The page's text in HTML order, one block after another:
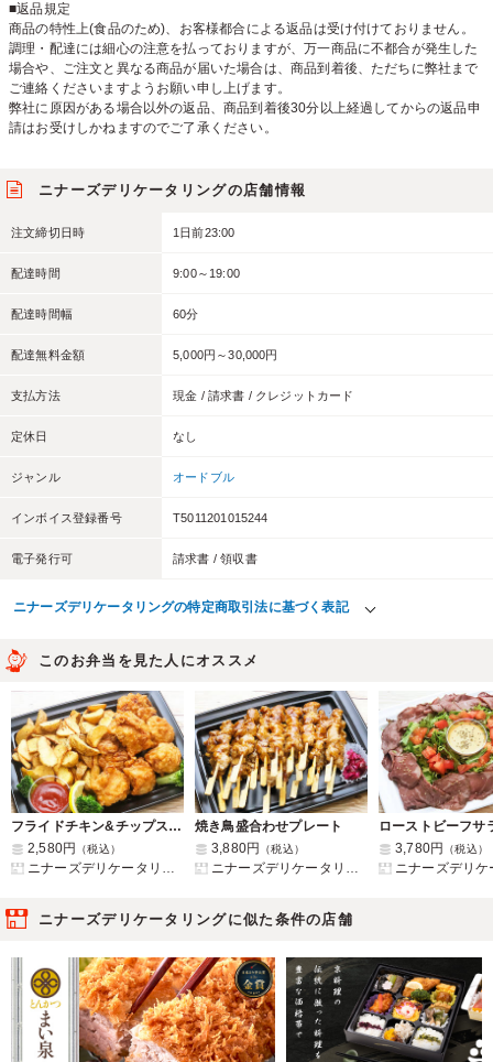
■返品規定
商品の特性上(食品のため)、お客様都合による返品は受け付けておりません。
調理・配達には細心の注意を払っておりますが、万一商品に不都合が発生した
場合や、ご注文と異なる商品が届いた場合は、商品到着後、ただちに弊社まで
ご連絡くださいますようお願い申し上げます。
弊社に原因がある場合以外の返品、商品到着後30分以上経過してからの返品申
請はお受けしかねますのでご了承ください。
ニナーズデリケータリングの店舗情報
注文締切日時 1日前23:00
配達時間 9:00～19:00
配達時間幅 60分
配達無料金額 5,000円～30,000円
支払方法 現金 / 請求書 / クレジットカード
定休日 なし
ジャンル オードブル
インボイス登録番号 T5011201015244
電子発行可 請求書 / 領収書
ニナーズデリケータリングの特定商取引法に基づく表記
このお弁当を見た人にオススメ
フライドチキン&チップスプレート
2,580円
（税込）
ニナーズデリケータリング
焼き鳥盛合わせプレート
3,880円
（税込）
ニナーズデリケータリング
3,780円 （税込）
ニナーズデリケー
ニナーズデリケータリングに似た条件の店舗